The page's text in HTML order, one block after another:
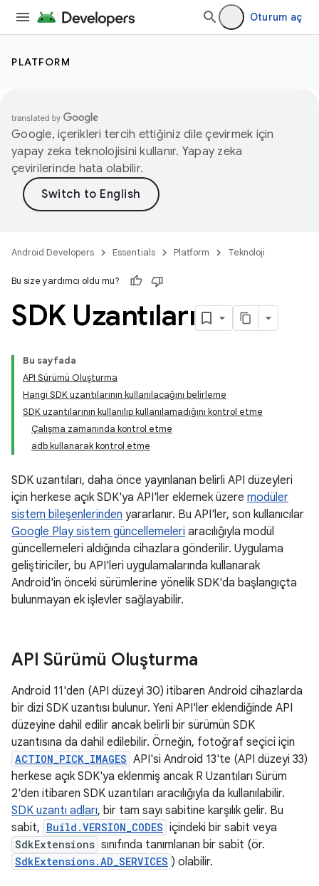
Oturum aç
PLATFORM
Google, içerikleri tercih ettiğiniz dile çevirmek için
yapay zeka teknolojisini kullanır. Yapay zeka
çevirilerinde hata olabilir.
Android Developers Essentials Platform Teknoloji
Bu size yardımcı oldu mu?
SDK Uzantıları
Bu sayfada
API Sürümü Oluşturma
Hangi SDK uzantılarının kullanılacağını belirleme
SDK uzantılarının kullanılıp kullanılamadığını kontrol etme
Çalışma zamanında kontrol etme
adb kullanarak kontrol etme
SDK uzantıları, daha önce yayınlanan belirli API düzeyleri
için herkese açık SDK'ya API'ler eklemek üzere modüler
sistem bileşenlerinden yararlanır. Bu API'ler, son kullanıcılar
Google Play sistem güncellemeleri aracılığıyla modül
güncellemeleri aldığında cihazlara gönderilir. Uygulama
geliştiriciler, bu API'leri uygulamalarında kullanarak
Android'in önceki sürümlerine yönelik SDK'da başlangıçta
bulunmayan ek işlevler sağlayabilir.
API Sürümü Oluşturma
Android 11'den (API düzeyi 30) itibaren Android cihazlarda
bir dizi SDK uzantısı bulunur. Yeni API'ler eklendiğinde API
düzeyine dahil edilir ancak belirli bir sürümün SDK
uzantısına da dahil edilebilir. Örneğin, fotoğraf seçici için
ACTION_PICK_IMAGES API'si Android 13'te (API düzeyi 33)
herkese açık SDK'ya eklenmiş ancak R Uzantıları Sürüm
2'den itibaren SDK uzantıları aracılığıyla da kullanılabilir.
SDK uzantı adları, bir tam sayı sabitine karşılık gelir. Bu
sabit, Build.VERSION_CODES içindeki bir sabit veya
SdkExtensions sınıfında tanımlanan bir sabit (ör.
SdkExtensions.AD_SERVICES ) olabilir.